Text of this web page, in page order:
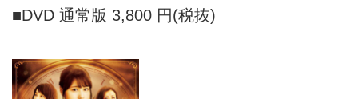
■DVD 通常版 3,800 円(税抜)